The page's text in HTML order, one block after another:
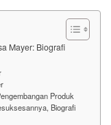
Mayer: Biografi
Produk
Biografi